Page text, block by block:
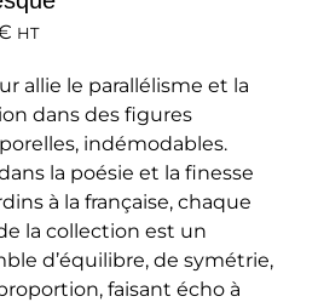
HT
allie le parallélisme et la
dans des figures
indémodables.
la poésie et la finesse
à la française, chaque
la collection est un
d’équilibre, de symétrie,
faisant écho à